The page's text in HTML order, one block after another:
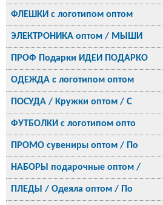
ФЛЕШКИ с логотипом оптом
ЭЛЕКТРОНИКА оптом / МЫШИ
ПРОФ Подарки ИДЕИ ПОДАРКО
ОДЕЖДА с логотипом оптом
ПОСУДА / Кружки оптом / С
ФУТБОЛКИ с логотипом опто
ПРОМО сувениры оптом / По
НАБОРЫ подарочные оптом /
ПЛЕДЫ / Одеяла оптом / По